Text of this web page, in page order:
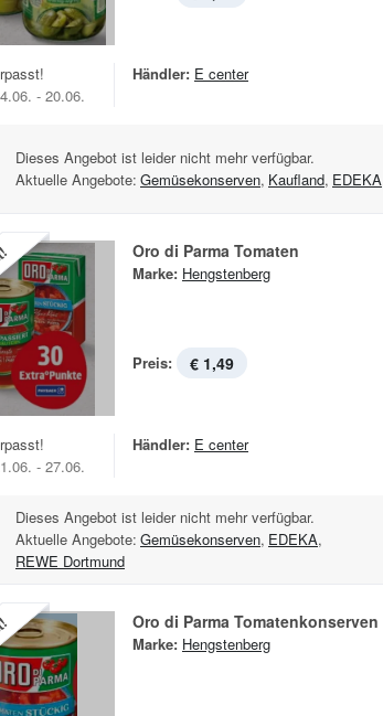
- 20.06.
Händler: E center
Dieses Angebot ist leider nicht mehr verfügbar.
Aktuelle Angebote: Gemüsekonserven, Kaufland, EDEKA
Oro di Parma Tomaten
Marke: Hengstenberg
Preis: € 1,49
- 27.06.
Händler: E center
Dieses Angebot ist leider nicht mehr verfügbar.
Aktuelle Angebote: Gemüsekonserven, EDEKA,
REWE Dortmund
Oro di Parma Tomatenkonserven
Marke: Hengstenberg